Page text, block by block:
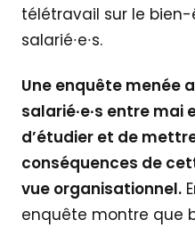
télétravail sur le
salarié∙e∙s.
Une enquête menée
salarié∙e∙s entre mai
d’étudier et de
conséquences de
vue organisationnel.
enquête montre que